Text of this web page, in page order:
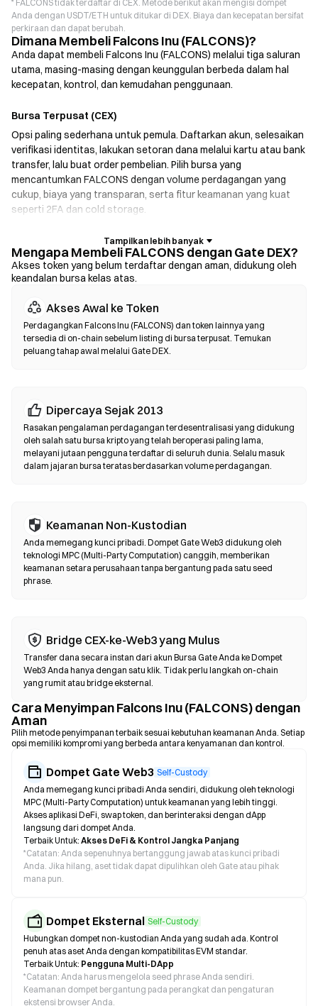
* FALCONS tidak terdaftar di CEX. Metode berikut akan mengisi dompet
Anda dengan USDT/ETH untuk ditukar di DEX. Biaya dan kecepatan bersifat
perkiraan dan dapat berubah.
Dimana Membeli Falcons Inu (FALCONS)?
Anda dapat membeli Falcons Inu (FALCONS) melalui tiga saluran
utama, masing-masing dengan keunggulan berbeda dalam hal
kecepatan, kontrol, dan kemudahan penggunaan.
Bursa Terpusat (CEX)
Opsi paling sederhana untuk pemula. Daftarkan akun, selesaikan
verifikasi identitas, lakukan setoran dana melalui kartu atau bank
transfer, lalu buat order pembelian. Pilih bursa yang
mencantumkan FALCONS dengan volume perdagangan yang
cukup, biaya yang transparan, serta fitur keamanan yang kuat
seperti 2FA dan cold storage.
Dompet Kripto
Untuk pengguna yang memprioritaskan self-custody. Dompet
non-kustodian memungkinkan Anda menyimpan kunci pribadi
dompet. Beberapa dompet juga mendukung fiat on-ramp,
sehingga Anda dapat membeli FALCONS menggunakan kartu
kredit tanpa harus melalui bursa terlebih dahulu. Selalu
cadangkan seed phrase Anda dengan aman dan verifikasi alamat
Bursa Terdesentralisasi (DEX)
Perdagangkan aset secara peer-to-peer tanpa perantara. DEX
menggunakan smart contract untuk mengeksekusi swap
langsung di blockchain—tanpa perlu pendaftaran atau verifikasi
identitas. Hubungkan dompet yang kompatibel, pilih pasangan
terpusat karena kedalaman likuiditas. Sebagian besar aktivitas
DEX terjadi di chain yang kompatibel dengan EVM seperti
Ethereum, BNB Chain, dan Polygon.
Mengapa Membeli FALCONS dengan Gate DEX?
Akses token yang belum terdaftar dengan aman, didukung oleh
keandalan bursa kelas atas.
Akses Awal ke Token
Perdagangkan Falcons Inu (FALCONS) dan token lainnya yang
tersedia di on-chain sebelum listing di bursa terpusat. Temukan
peluang tahap awal melalui Gate DEX.
Dipercaya Sejak 2013
Rasakan pengalaman perdagangan terdesentralisasi yang didukung
oleh salah satu bursa kripto yang telah beroperasi paling lama,
melayani jutaan pengguna terdaftar di seluruh dunia. Selalu masuk
dalam jajaran bursa teratas berdasarkan volume perdagangan.
Keamanan Non-Kustodian
Anda memegang kunci pribadi. Dompet Gate Web3 didukung oleh
teknologi MPC (Multi-Party Computation) canggih, memberikan
keamanan setara perusahaan tanpa bergantung pada satu seed
phrase.
Bridge CEX-ke-Web3 yang Mulus
Transfer dana secara instan dari akun Bursa Gate Anda ke Dompet
Web3 Anda hanya dengan satu klik. Tidak perlu langkah on-chain
yang rumit atau bridge eksternal.
Cara Menyimpan Falcons Inu (FALCONS) dengan
Aman
Pilih metode penyimpanan terbaik sesuai kebutuhan keamanan Anda. Setiap
opsi memiliki kompromi yang berbeda antara kenyamanan dan kontrol.
Dompet Gate Web3 Self-Custody
Anda memegang kunci pribadi Anda sendiri, didukung oleh teknologi
MPC (Multi-Party Computation) untuk keamanan yang lebih tinggi.
Akses aplikasi DeFi, swap token, dan berinteraksi dengan dApp
langsung dari dompet Anda.
Terbaik Untuk: Akses DeFi & Kontrol Jangka Panjang
*Catatan: Anda sepenuhnya bertanggung jawab atas kunci pribadi
Anda. Jika hilang, aset tidak dapat dipulihkan oleh Gate atau pihak
mana pun.
Dompet Eksternal Self-Custody
Hubungkan dompet non-kustodian Anda yang sudah ada. Kontrol
penuh atas aset Anda dengan kompatibilitas EVM standar.
Terbaik Untuk: Pengguna Multi-DApp
*Catatan: Anda harus mengelola seed phrase Anda sendiri.
Keamanan dompet bergantung pada perangkat dan pengaturan
ekstensi browser Anda.